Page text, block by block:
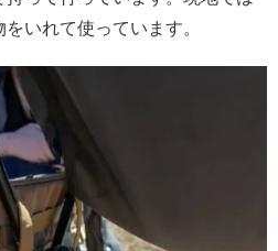
いれて使っています。